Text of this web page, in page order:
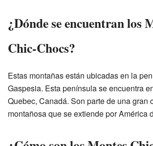
¿Dónde se encuentran los
Chic-Chocs?
Estas montañas están ubicadas en la
Gaspesia. Esta península se encuentra
Quebec, Canadá. Son parte de una gran
montañosa que se extiende por América